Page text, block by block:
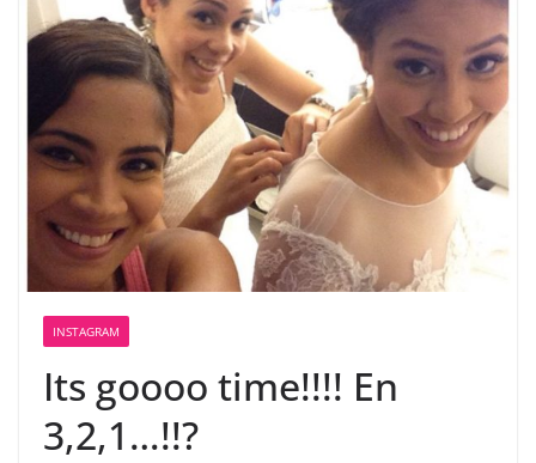
INSTAGRAM
Its goooo time!!!! En
3,2,1…!!?